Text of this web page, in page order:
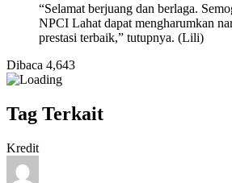
“Selamat berjuang dan berlaga.
NPCI Lahat dapat mengharumkan
prestasi terbaik,” tutupnya. (Lili)
Dibaca 4,643
Tag Terkait
Kredit